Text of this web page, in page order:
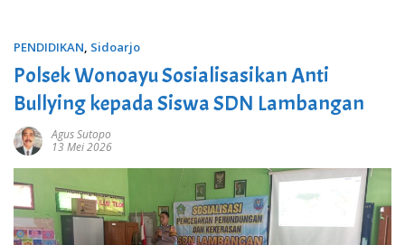
PENDIDIKAN, Sidoarjo
Polsek Wonoayu Sosialisasikan Anti
Bullying kepada Siswa SDN Lambangan
Agus Sutopo
13 Mei 2026